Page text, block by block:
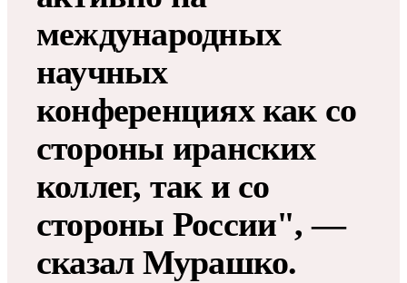
международных
научных
конференциях как со
стороны иранских
коллег, так и со
стороны России", —
сказал Мурашко.